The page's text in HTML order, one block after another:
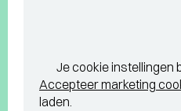
Je cookie instellingen
Accepteer marketing
laden.